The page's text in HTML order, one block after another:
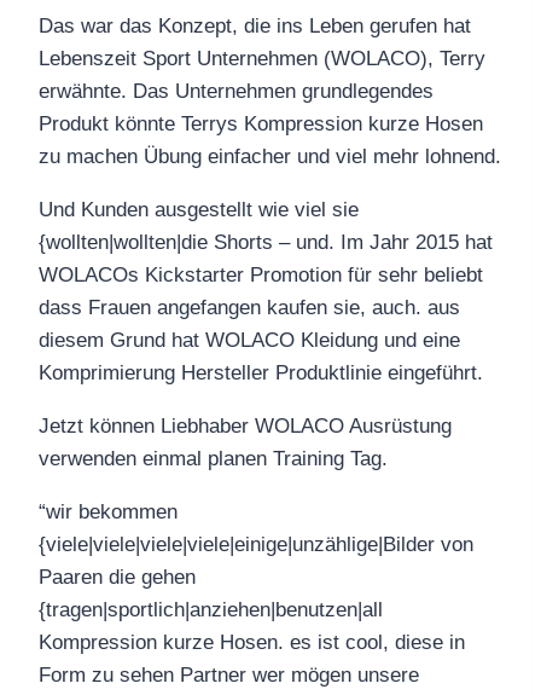
Das war das Konzept, die ins Leben gerufen hat
Lebenszeit Sport Unternehmen (WOLACO), Terry
erwähnte. Das Unternehmen grundlegendes
Produkt könnte Terrys Kompression kurze Hosen
zu machen Übung einfacher und viel mehr lohnend.
Und Kunden ausgestellt wie viel sie
{wollten|wollten|die Shorts – und. Im Jahr 2015 hat
WOLACOs Kickstarter Promotion für sehr beliebt
dass Frauen angefangen kaufen sie, auch. aus
diesem Grund hat WOLACO Kleidung und eine
Komprimierung Hersteller Produktlinie eingeführt.
Jetzt können Liebhaber WOLACO Ausrüstung
verwenden einmal planen Training Tag.
“wir bekommen
{viele|viele|viele|viele|einige|unzählige|Bilder von
Paaren die gehen
{tragen|sportlich|anziehen|benutzen|all
Kompression kurze Hosen. es ist cool, diese in
Form zu sehen Partner wer mögen unsere